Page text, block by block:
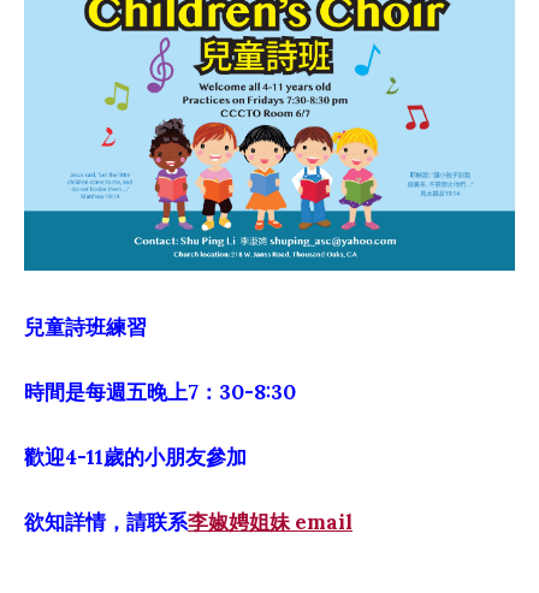
兒童詩班練習
時間是每週五晚上7：30-8:30
歡迎4-11歲的小朋友參加
欲知詳情，請联系李婌娉姐妹 email